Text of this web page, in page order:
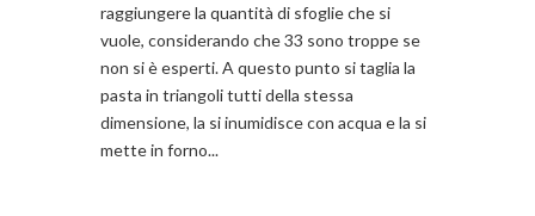
raggiungere la quantità di sfoglie che si
vuole, considerando che 33 sono troppe se
non si è esperti. A questo punto si taglia la
pasta in triangoli tutti della stessa
dimensione, la si inumidisce con acqua e la si
mette in forno...